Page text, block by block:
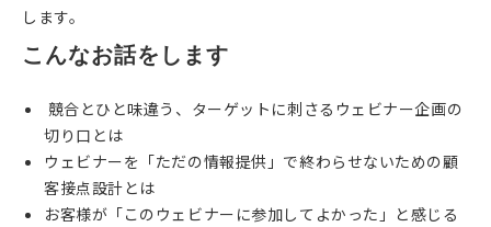
します。
こんなお話をします
競合とひと味違う、ターゲットに刺さるウェビナー企画の
切り口とは
ウェビナーを「ただの情報提供」で終わらせないための顧
客接点設計とは
お客様が「このウェビナーに参加してよかった」と感じる